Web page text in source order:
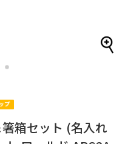
4
箱セット (名入れ